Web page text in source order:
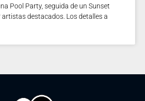
Pool Party, seguida de un Sunset
destacados. Los detalles a